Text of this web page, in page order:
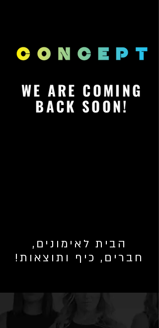
WE ARE COMING
BACK SOON!
הבית לאימונים,
חברים, כיף ותוצאות!